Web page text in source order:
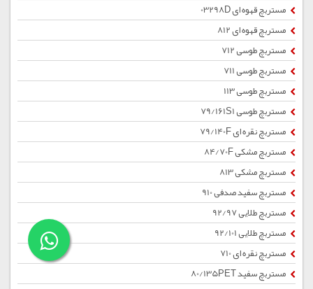
مستربچ قهوه ای 03298D
مستربچ قهوه ای 812
مستربچ طوسی 712
مستربچ طوسی 711
مستربچ طوسی 113
مستربچ طوسی 79/161S1
مستربچ نقره ای 79/140F
مستربچ مشکی 84/70F
مستربچ مشکی 813
مستربچ سفید صدفی 910
مستربچ طلایی 92/97
مستربچ طلایی 92/101
مستربچ نقره ای 710
مستربچ سفید 80/135PET